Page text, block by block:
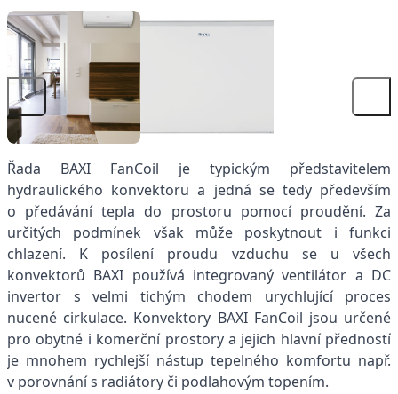
Řada BAXI FanCoil je typickým představitelem
hydraulického konvektoru a jedná se tedy především
o předávání tepla do prostoru pomocí proudění. Za
určitých podmínek však může poskytnout i funkci
chlazení. K posílení proudu vzduchu se u všech
konvektorů BAXI používá integrovaný ventilátor a DC
invertor s velmi tichým chodem urychlující proces
nucené cirkulace. Konvektory BAXI FanCoil jsou určené
pro obytné i komerční prostory a jejich hlavní předností
je mnohem rychlejší nástup tepelného komfortu např.
v porovnání s radiátory či podlahovým topením.